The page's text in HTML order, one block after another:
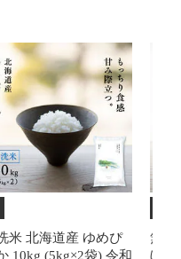
米 北海道産 ゆめぴ
10kg (5kg×2袋) 令和
無洗
ぼし